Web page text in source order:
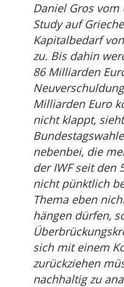
Daniel Gros vom
Study auf
Kapitalbedarf
zu. Bis dahin
86 Milliarden
Milliarden Euro
nicht klappt,
nebenbei, die
der IWF seit den
nicht pünktlich
Thema eben
hängen dürfen,
sich mit einem
zurückziehen
nachhaltig zu